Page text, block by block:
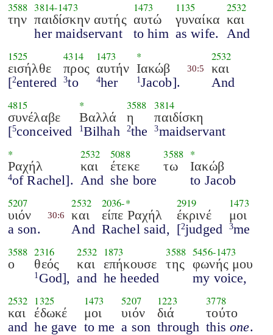
3588
την
3814-1473
παιδίσκην αυτής
her maidservant
1473
αυτώ
to him
1135
γυναίκα
as wife.
2532
και
And
1525
εισήλθε
[2entered
4314
προς
3to
1473
αυτήν
4her
*
Ιακώβ
1 Jacob].
30:5
2532
και
And
4815
συνέλαβε
[5conceived
*
Βαλλά
1 Bilhah
3588
η
2the
3814
παιδίσκη
3maidservant
*
Ραχήλ
4of Rachel].
2532
και
And
5088
έτεκε
she bore
3588
τω
*
Ιακώβ
to Jacob
5207
υιόν
a son.
30:6
2532
και
And
2036-*
είπε Ραχήλ
Rachel said,
2919
έκρινέ
[2judged
1473
μοι
3me
3588
ο
2316
θεός
1 God],
2532
και
and
1873
επήκουσε
he heeded
3588
της
5456-1473
φωνής μου
my voice,
2532
και
and
1325
έδωκέ
he gave
1473
μοι
to me
5207
υιόν
a son
1223
διά
through
3778
τούτο
thisone.